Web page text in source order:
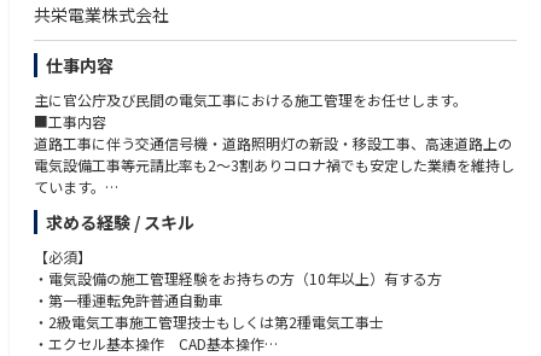
共栄電業株式会社
仕事内容
主に官公庁及び民間の電気工事における施工管理をお任せします。
■工事内容
道路工事に伴う交通信号機・道路照明灯の新設・移設工事、高速道路上の
電気設備工事等元請比率も2～3割ありコロナ禍でも安定した業績を維持し
ています。
■従事する現場
大阪府内が7割程度、兵庫県・奈良県・和歌山県他他府県にも拡大中
■主要顧客
大阪府警/兵庫県警/奈良県警/和歌山県警/その他官公庁/大手ゼネコン/パ
ナソニック/オムロン等
求める経験 / スキル
【必須】
・電気設備の施工管理経験をお持ちの方（10年以上）有する方
・第一種運転免許普通自動車
・2級電気工事施工管理技士もしくは第2種電気工事士
・エクセル基本操作 CAD基本操作